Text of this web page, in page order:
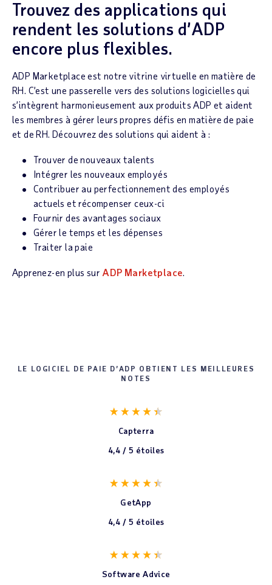
Trouvez des applications qui
rendent les solutions d’ADP
encore plus flexibles.
ADP Marketplace est notre vitrine virtuelle en matière de
RH. C’est une passerelle vers des solutions logicielles qui
s’intègrent harmonieusement aux produits ADP et aident
les membres à gérer leurs propres défis en matière de paie
et de RH. Découvrez des solutions qui aident à :
Trouver de nouveaux talents
Intégrer les nouveaux employés
Contribuer au perfectionnement des employés
actuels et récompenser ceux-ci
Fournir des avantages sociaux
Gérer le temps et les dépenses
Traiter la paie
Apprenez-en plus sur ADP Marketplace.
LE LOGICIEL DE PAIE D’ADP OBTIENT LES MEILLEURES
NOTES
Capterra
4,4 / 5 étoiles
GetApp
4,4 / 5 étoiles
Software Advice